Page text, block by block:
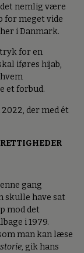
det nemlig være
for meget vide
i Danmark.
for en
iføres hijab,
et forbud.
der med ét
gang
skulle have sat
mod det
i 1979.
man kan læse
, gik hans